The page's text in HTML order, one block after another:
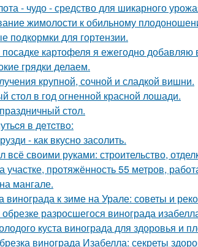
- чудо - средство для шикарного
жимолости к обильному
подкормки для гортензии.
картофеля я ежегодно добавляю
грядки делаем.
крупной, сочной и сладкой вишни.
стол в год огненной красной лошади.
стол.
в дeтcтвo:
- как вкусно засолить.
всё своими руками: строительство,
участке, протяжённость 55 метров,
мангале.
винограда к зиме на Урале: советы и
разросшегося винограда
куста винограда для здоровья и
винограда Изабелла: секреты